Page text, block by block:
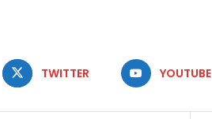
TWITTER YOUTUBE